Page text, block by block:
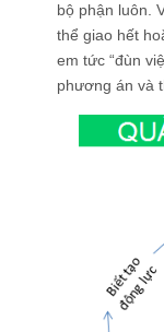
bộ phận luôn.
thể giao hết
em tức “đùn
phương án và